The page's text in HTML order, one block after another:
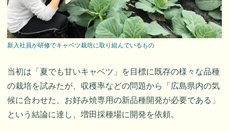
新入社員が研修でキャベツ栽培に取り組んでいるもの
当初は「夏でも甘いキャベツ」を目標に既存の様々な品種
の栽培を試みたが、収穫率などの問題から「広島県内の気
候に合わせた、お好み焼専用の新品種開発が必要である」
という結論に達し、増田採種場に開発を依頼。